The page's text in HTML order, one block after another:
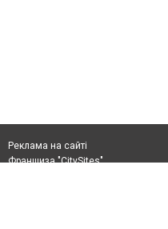
Реклама на сайті
Франшиза "CitySites"